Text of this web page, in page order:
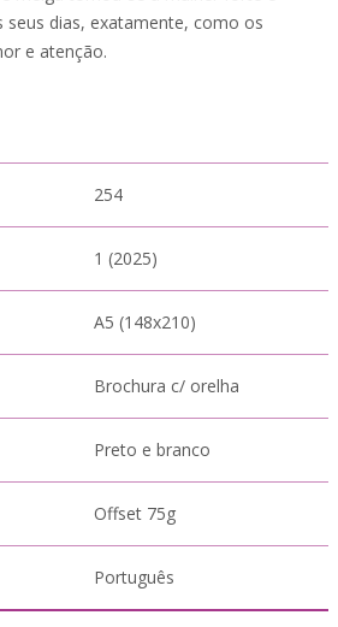
seus dias, exatamente, como os
e atenção.
254
1 (2025)
A5 (148x210)
Brochura c/ orelha
Preto e branco
Offset 75g
Português